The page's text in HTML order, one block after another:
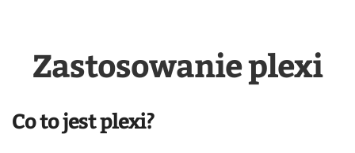
Zastosowanie plexi
Co to jest plexi?